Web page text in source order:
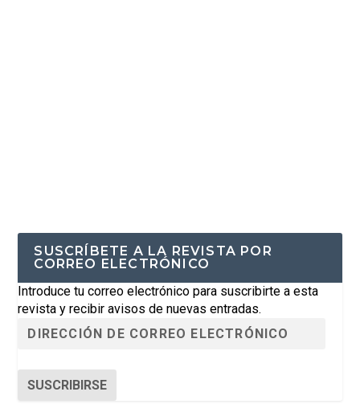
SUSCRÍBETE A LA REVISTA POR
CORREO ELECTRÓNICO
Introduce tu correo electrónico para suscribirte a esta
revista y recibir avisos de nuevas entradas.
SUSCRIBIRSE